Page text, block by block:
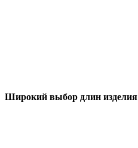
Широкий выбор длин изделия